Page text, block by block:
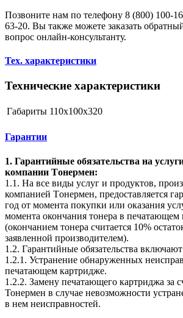
Позвоните нам по телефону 8 (800) 100-
63-20. Вы также можете заказать
вопрос онлайн-консультанту.
Тех. характеристики
Технические характеристики
Габариты 110x100x320
Гарантии
1. Гарантийные обязательства на
компании Tонермен:
1.1. На все виды услуг и продуктов,
компанией Tонермен, предоставляется
год от момента покупки или оказания
момента окончания тонера в печатающем
(окончанием тонера считается 10%
заявленной производителем).
1.2. Гарантийные обязательства включают
1.2.1. Устранение обнаруженных
печатающем картридже.
1.2.2. Замену печатающего картриджа за
Тонермен в случае невозможности
в нем неисправностей.